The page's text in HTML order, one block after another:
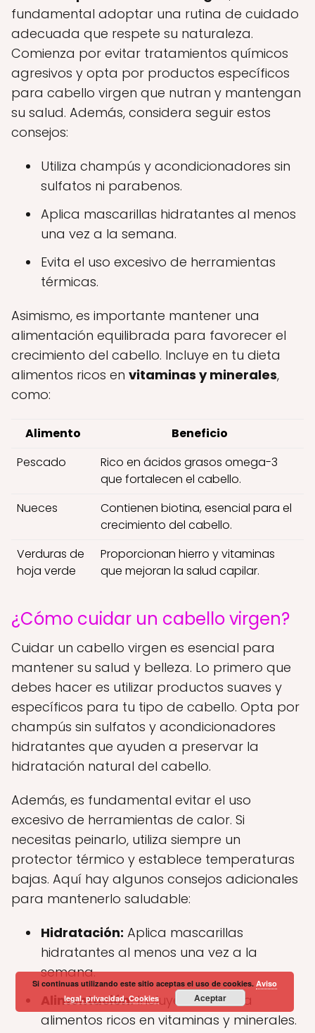
fundamental adoptar una rutina de cuidado
adecuada que respete su naturaleza.
Comienza por evitar tratamientos químicos
agresivos y opta por productos específicos
para cabello virgen que nutran y mantengan
su salud. Además, considera seguir estos
consejos:
Utiliza champús y acondicionadores sin
sulfatos ni parabenos.
Aplica mascarillas hidratantes al menos
una vez a la semana.
Evita el uso excesivo de herramientas
térmicas.
Asimismo, es importante mantener una
alimentación equilibrada para favorecer el
crecimiento del cabello. Incluye en tu dieta
alimentos ricos en vitaminas y minerales,
como:
Alimento
Beneficio
Pescado
Rico en ácidos grasos omega-3
que fortalecen el cabello.
Nueces
Contienen biotina, esencial para el
crecimiento del cabello.
Verduras de
hoja verde
Proporcionan hierro y vitaminas
que mejoran la salud capilar.
¿Cómo cuidar un cabello virgen?
Cuidar un cabello virgen es esencial para
mantener su salud y belleza. Lo primero que
debes hacer es utilizar productos suaves y
específicos para tu tipo de cabello. Opta por
champús sin sulfatos y acondicionadores
hidratantes que ayuden a preservar la
hidratación natural del cabello.
Además, es fundamental evitar el uso
excesivo de herramientas de calor. Si
necesitas peinarlo, utiliza siempre un
protector térmico y establece temperaturas
bajas. Aquí hay algunos consejos adicionales
para mantenerlo saludable:
Hidratación: Aplica mascarillas
hidratantes al menos una vez a la
semana.
Alimentación:Incluye en tu dieta
alimentos ricos en vitaminas y minerales.
Si continuas utilizando este sitio aceptas el uso de cookies.Aviso
legal, privacidad, Cookies
Aceptar